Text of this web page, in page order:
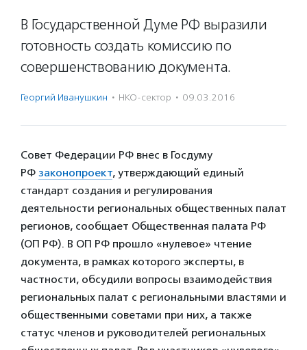
В Государственной Думе РФ выразили
готовность создать комиссию по
совершенствованию документа.
Георгий Иванушкин · НКО-сектор · 09.03.2016
Совет Федерации РФ внес в Госдуму
РФ законопроект, утверждающий единый
стандарт создания и регулирования
деятельности региональных общественных палат
регионов, сообщает Общественная палата РФ
(ОП РФ). В ОП РФ прошло «нулевое» чтение
документа, в рамках которого эксперты, в
частности, обсудили вопросы взаимодействия
региональных палат с региональными властями и
общественными советами при них, а также
статус членов и руководителей региональных